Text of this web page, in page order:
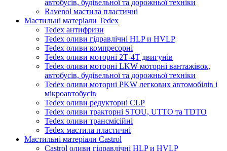
автобусів, будівельної та дорожньої техніки
Ravenol мастила пластичні
Мастильні матеріали Tedex
Tedex антифризи
Tedex оливи гідравлічні HLP и HVLP
Tedex оливи компресорні
Tedex оливи моторні 2Т-4Т двигунів
Tedex оливи моторні LKW моторні вантажівок,
автобусів, будівельної та дорожньої техніки
Tedex оливи моторні PKW легкових автомобілів і
мікроавтобусів
Tedex оливи редукторні CLP
Tedex оливи тракторні STOU, UTTO та TDTO
Tedex оливи трансмісійні
Tedex мастила пластичні
Мастильні матеріали Castrol
Castrol оливи гідравлічні HLP и HVLP